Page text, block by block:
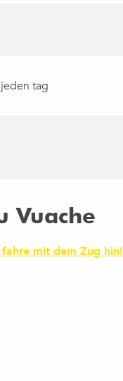
tag
Vuache
fahre mit dem Zug hin!